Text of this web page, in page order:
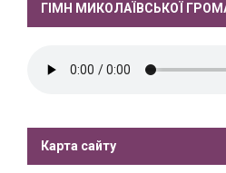
ГІМН МИКОЛАЇВСЬКОЇ
Карта сайту